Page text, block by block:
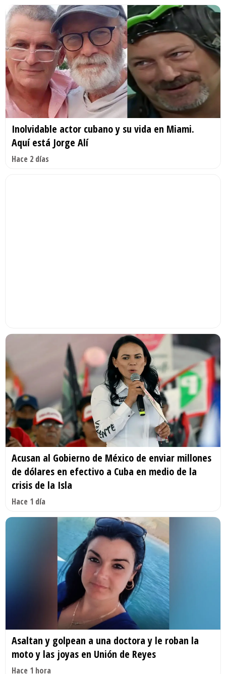
Inolvidable actor cubano y su vida en Miami.
Aquí está Jorge Alí
Hace 2 días
Acusan al Gobierno de México de enviar millones
de dólares en efectivo a Cuba en medio de la
crisis de la Isla
Hace 1 día
Asaltan y golpean a una doctora y le roban la
moto y las joyas en Unión de Reyes
Hace 1 hora